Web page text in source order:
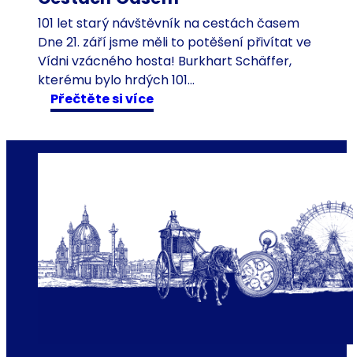
n
a
V
í
d
e
ň
101 let starý návštěvník na cestách časem
Dne 21. září jsme měli to potěšení přivítat ve
Vídni vzácného hosta! Burkhart Schäffer,
kterému bylo hrdých 101…
Přečtěte si více:
1
0
1
s
a
r